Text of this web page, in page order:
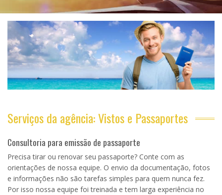
Serviços da agência: Vistos e Passaportes
Consultoria para emissão de passaporte
Precisa tirar ou renovar seu passaporte? Conte com as
orientações de nossa equipe. O envio da documentação, fotos
e informações não são tarefas simples para quem nunca fez.
Por isso nossa equipe foi treinada e tem larga experiência no